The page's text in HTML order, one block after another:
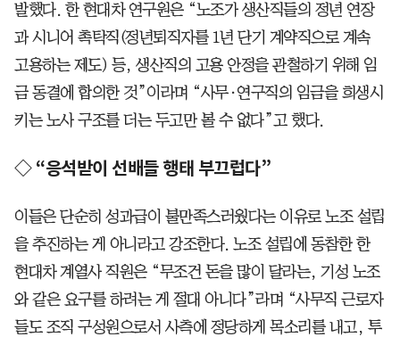
발했다. 한 현대차 연구원은 “노조가 생산직들의 정년 연장
과 시니어 촉탁직(정년퇴직자를 1년 단기 계약직으로 계속
고용하는 제도) 등, 생산직의 고용 안정을 관철하기 위해 임
금 동결에 합의한 것”이라며 “사무·연구직의 임금을 희생시
키는 노사 구조를 더는 두고만 볼 수 없다”고 했다.
◇ “응석받이 선배들 행태 부끄럽다”
이들은 단순히 성과급이 불만족스러웠다는 이유로 노조 설립
을 추진하는 게 아니라고 강조한다. 노조 설립에 동참한 한
현대차 계열사 직원은 “무조건 돈을 많이 달라는, 기성 노조
와 같은 요구를 하려는 게 절대 아니다”라며 “사무직 근로자
들도 조직 구성원으로서 사측에 정당하게 목소리를 내고, 투